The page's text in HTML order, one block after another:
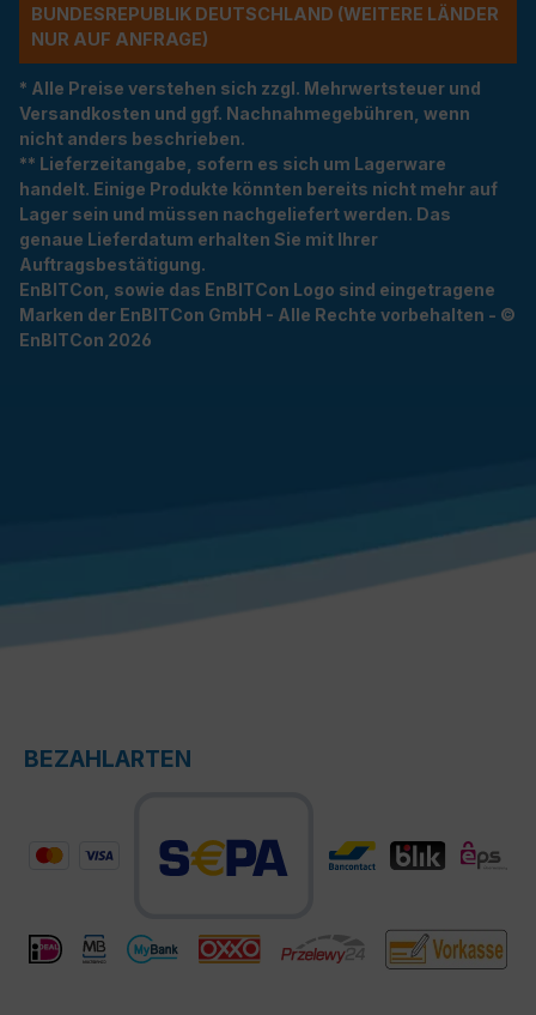
NDESREPUBLIK DEUTSCHLAND (WEITERE LÄNDER NU
R AUF ANFRAGE)
* Alle Preise verstehen sich zzgl. Mehrwertsteuer und
Versandkosten und ggf. Nachnahmegebühren, wenn
nicht anders beschrieben.
** Lieferzeitangabe, sofern es sich um Lagerware
handelt. Einige Produkte könnten bereits nicht mehr auf
Lager sein und müssen nachgeliefert werden. Das
genaue Lieferdatum erhalten Sie mit Ihrer
Auftragsbestätigung.
EnBITCon, sowie das EnBITCon Logo sind eingetragene
Marken der EnBITCon GmbH - Alle Rechte vorbehalten - ©
EnBITCon 2026
BEZAHLARTEN